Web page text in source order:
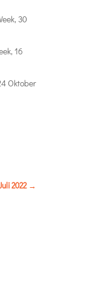
30
16
Oktober
2022→